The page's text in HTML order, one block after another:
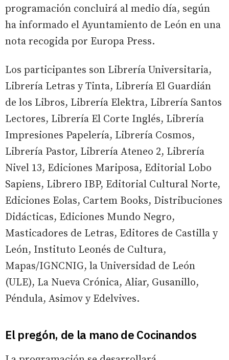
programación concluirá al medio día, según
ha informado el Ayuntamiento de León en una
nota recogida por Europa Press.
Los participantes son Librería Universitaria,
Librería Letras y Tinta, Librería El Guardián
de los Libros, Librería Elektra, Librería Santos
Lectores, Librería El Corte Inglés, Librería
Impresiones Papelería, Librería Cosmos,
Librería Pastor, Librería Ateneo 2, Librería
Nivel 13, Ediciones Mariposa, Editorial Lobo
Sapiens, Librero IBP, Editorial Cultural Norte,
Ediciones Eolas, Cartem Books, Distribuciones
Didácticas, Ediciones Mundo Negro,
Masticadores de Letras, Editores de Castilla y
León, Instituto Leonés de Cultura,
Mapas/IGNCNIG, la Universidad de León
(ULE), La Nueva Crónica, Aliar, Gusanillo,
Péndula, Asimov y Edelvives.
El pregón, de la mano de Cocinandos